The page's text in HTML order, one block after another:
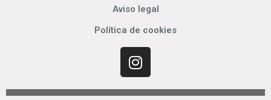
Aviso legal
Política de cookies